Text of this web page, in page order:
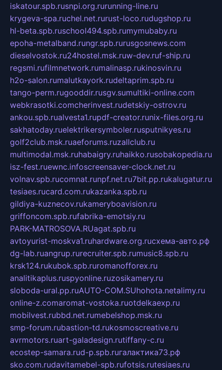
iskatour.spb.rusnpi.org.rurunning-line.ru
krygeva-spa.ruchel.net.rurust-loco.rudugshop.ru
hl-beta.spb.ruschool494.spb.rumymubaby.ru
epoha-metalband.rungr.spb.rurusgosnews.com
dieselvostok.ru24hostel.msk.ruw-dev.ruf-ship.ru
regsmi.rufilmnetwork.rumalinasp.rukinosvin.ru
h2o-salon.rumalutkayork.rudeltaprim.spb.ru
tango-perm.rugooddir.rusgv.sumultiki-online.com
webkrasotki.comcherinvest.rudetskiy-ostrov.ru
ankou.spb.rualvesta1.rupdf-creator.runix-files.org.ru
sakhatoday.ruelektrikersymboler.rusputnikyes.ru
golf2club.msk.ruaeforums.ruzallclub.ru
multimodal.msk.ruhabaigry.ruhaikko.rusobakopedia.ru
isz-fest.ruewnc.infoscreensaver-clock.net.ru
volnav.spb.rucomnat.runpf.net.ru7bit.pp.rukalugatur.ru
tesiaes.rucard.com.rukazanka.spb.ru
gildiya-kuznecov.rukameryboavision.ru
griffoncom.spb.rufabrika-emotsiy.ru
PARK-MATROSOVA.RUagat.spb.ru
avtoyurist-moskva1.ruhardware.org.ruсхема-авто.рф
dg-lab.ruangrup.rurecruiter.spb.rumusic8.spb.ru
krsk124.rukubok.spb.ruromanofforex.ru
analitikaplus.ruspyonline.ruzosikamery.ru
sloboda-ural.pp.ruAUTO-COM.SUhohota.netalimy.ru
online-z.comaromat-vostoka.ruotdelkaexp.ru
mobilvest.rubbd.net.rumebelshop.msk.ru
smp-forum.rubastion-td.rukosmoscreative.ru
avrmotors.ruart-galadesign.rutiffany-c.ru
ecostep-samara.rud-p.spb.ruгалактика73.рф
sko.com.rudavitamebel-spb.rufotsis.rutesiaes.ru